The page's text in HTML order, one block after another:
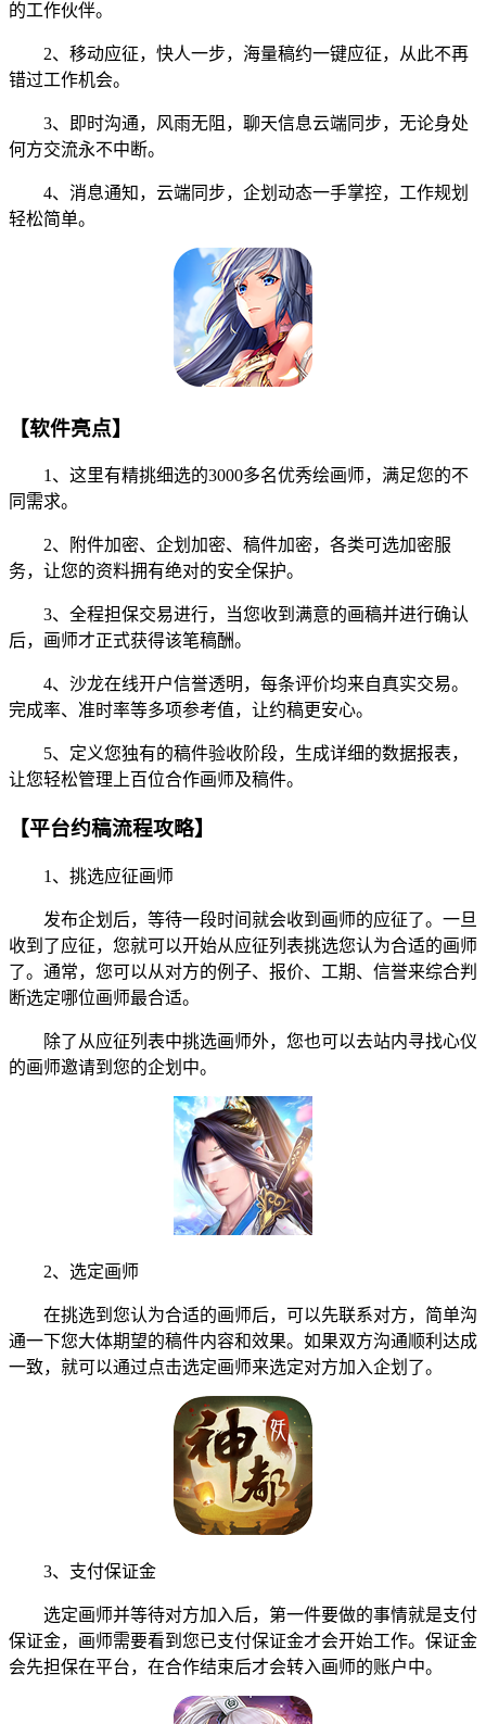
的工作伙伴。
2、移动应征，快人一步，海量稿约一键应征，从此不再
错过工作机会。
3、即时沟通，风雨无阻，聊天信息云端同步，无论身处
何方交流永不中断。
4、消息通知，云端同步，企划动态一手掌控，工作规划
轻松简单。
【软件亮点】
1、这里有精挑细选的3000多名优秀绘画师，满足您的不
同需求。
2、附件加密、企划加密、稿件加密，各类可选加密服
务，让您的资料拥有绝对的安全保护。
3、全程担保交易进行，当您收到满意的画稿并进行确认
后，画师才正式获得该笔稿酬。
4、沙龙在线开户信誉透明，每条评价均来自真实交易。
完成率、准时率等多项参考值，让约稿更安心。
5、定义您独有的稿件验收阶段，生成详细的数据报表，
让您轻松管理上百位合作画师及稿件。
【平台约稿流程攻略】
1、挑选应征画师
发布企划后，等待一段时间就会收到画师的应征了。一旦
收到了应征，您就可以开始从应征列表挑选您认为合适的画师
了。通常，您可以从对方的例子、报价、工期、信誉来综合判
断选定哪位画师最合适。
除了从应征列表中挑选画师外，您也可以去站内寻找心仪
的画师邀请到您的企划中。
2、选定画师
在挑选到您认为合适的画师后，可以先联系对方，简单沟
通一下您大体期望的稿件内容和效果。如果双方沟通顺利达成
一致，就可以通过点击选定画师来选定对方加入企划了。
3、支付保证金
选定画师并等待对方加入后，第一件要做的事情就是支付
保证金，画师需要看到您已支付保证金才会开始工作。保证金
会先担保在平台，在合作结束后才会转入画师的账户中。